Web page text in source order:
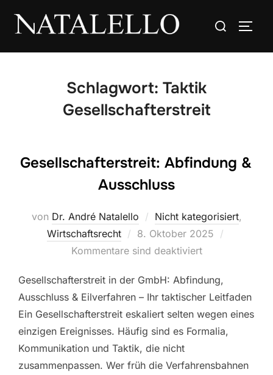
Schlagwort: Taktik
Gesellschafterstreit
Gesellschafterstreit: Abfindung &
Ausschluss
von Dr. André Natalello Nicht kategorisiert,
Wirtschaftsrecht
8. Oktober 2025
Kommentare sind deaktiviert
Gesellschafterstreit in der GmbH: Abfindung,
Ausschluss & Eilverfahren – Ihr taktischer Leitfaden
Ein Gesellschafterstreit eskaliert selten wegen eines
einzigen Ereignisses. Häufig sind es Formalia,
Kommunikation und Taktik, die nicht
zusammenpassen. Wer früh die Verfahrensbahnen